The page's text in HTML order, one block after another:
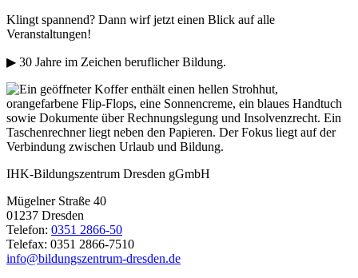
Klingt spannend? Dann wirf jetzt einen Blick auf alle
Veranstaltungen!
▶ 30 Jahre im Zeichen beruflicher Bildung.
IHK-Bildungszentrum Dresden gGmbH
Mügelner Straße 40
01237 Dresden
Telefon: 0351 2866-50
Telefax: 0351 2866-7510
info@bildungszentrum-dresden.de